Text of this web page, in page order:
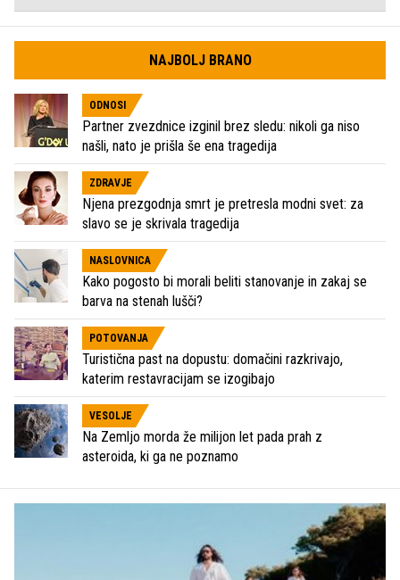
NAJBOLJ BRANO
ODNOSI
Partner zvezdnice izginil brez sledu: nikoli ga niso
našli, nato je prišla še ena tragedija
ZDRAVJE
Njena prezgodnja smrt je pretresla modni svet: za
slavo se je skrivala tragedija
NASLOVNICA
Kako pogosto bi morali beliti stanovanje in zakaj se
barva na stenah lušči?
POTOVANJA
Turistična past na dopustu: domačini razkrivajo,
katerim restavracijam se izogibajo
VESOLJE
Na Zemljo morda že milijon let pada prah z
asteroida, ki ga ne poznamo